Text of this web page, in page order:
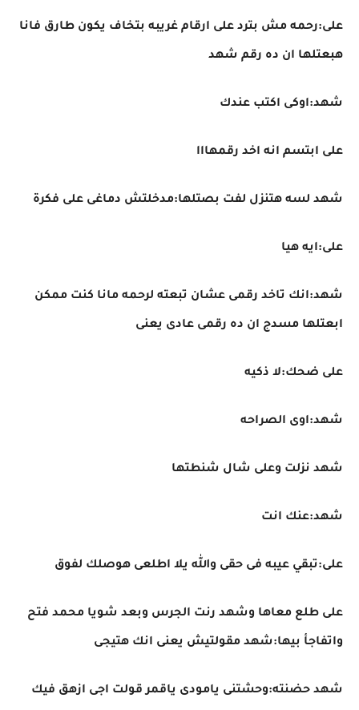
على:رحمه مش بترد على ارقام غريبه بتخاف يكون طارق فانا
هبعتلها ان ده رقم شهد
شهد:اوكى اكتب عندك
على ابتسم انه اخد رقمهااا
شهد لسه هتنزل لفت بصتلها:مدخلتش دماغى على فكرة
على:ايه هيا
شهد:انك تاخد رقمى عشان تبعته لرحمه مانا كنت ممكن
ابعتلها مسدج ان ده رقمى عادى يعنى
على ضحك:لا ذكيه
شهد:اوى الصراحه
شهد نزلت وعلى شال شنطتها
شهد:عنك انت
على:تبقي عيبه فى حقى والله يلا اطلعى هوصلك لفوق
على طلع معاها وشهد رنت الجرس وبعد شويا محمد فتح
واتفاجأ بيها:شهد مقولتيش يعنى انك هتيجى
شهد حضنته:وحشتنى يامودى ياقمر قولت اجى ازهق فيك